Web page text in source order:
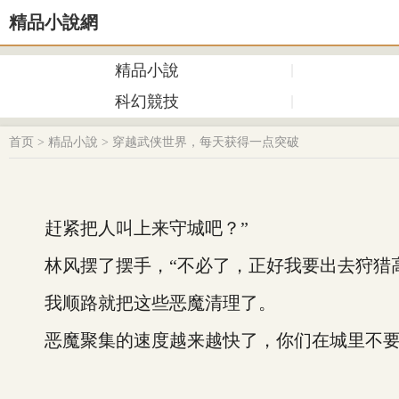
精品小說網
精品小說
科幻競技
首页 > 精品小說 > 穿越武侠世界，每天获得一点突破
赶紧把人叫上来守城吧？”
林风摆了摆手，“不必了，正好我要出去狩猎
我顺路就把这些恶魔清理了。
恶魔聚集的速度越来越快了，你们在城里不